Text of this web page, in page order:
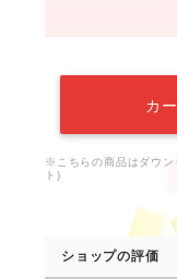
カ
※こちらの商品はダウ
ト)
ショップの評価